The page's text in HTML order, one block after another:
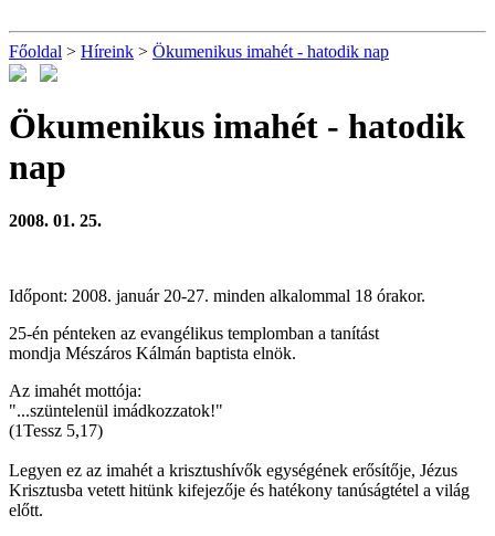
Főoldal > Híreink > Ökumenikus imahét - hatodik nap
Ökumenikus imahét - hatodik
nap
2008. 01. 25.
Időpont: 2008. január 20-27. minden alkalommal 18 órakor.
25-én pénteken az evangélikus templomban a tanítást
mondja Mészáros Kálmán baptista elnök.
Az imahét mottója:
"...szüntelenül imádkozzatok!"
(1Tessz 5,17)
Legyen ez az imahét a krisztushívők egységének erősítője, Jézus
Krisztusba vetett hitünk kifejezője és hatékony tanúságtétel a világ
előtt.